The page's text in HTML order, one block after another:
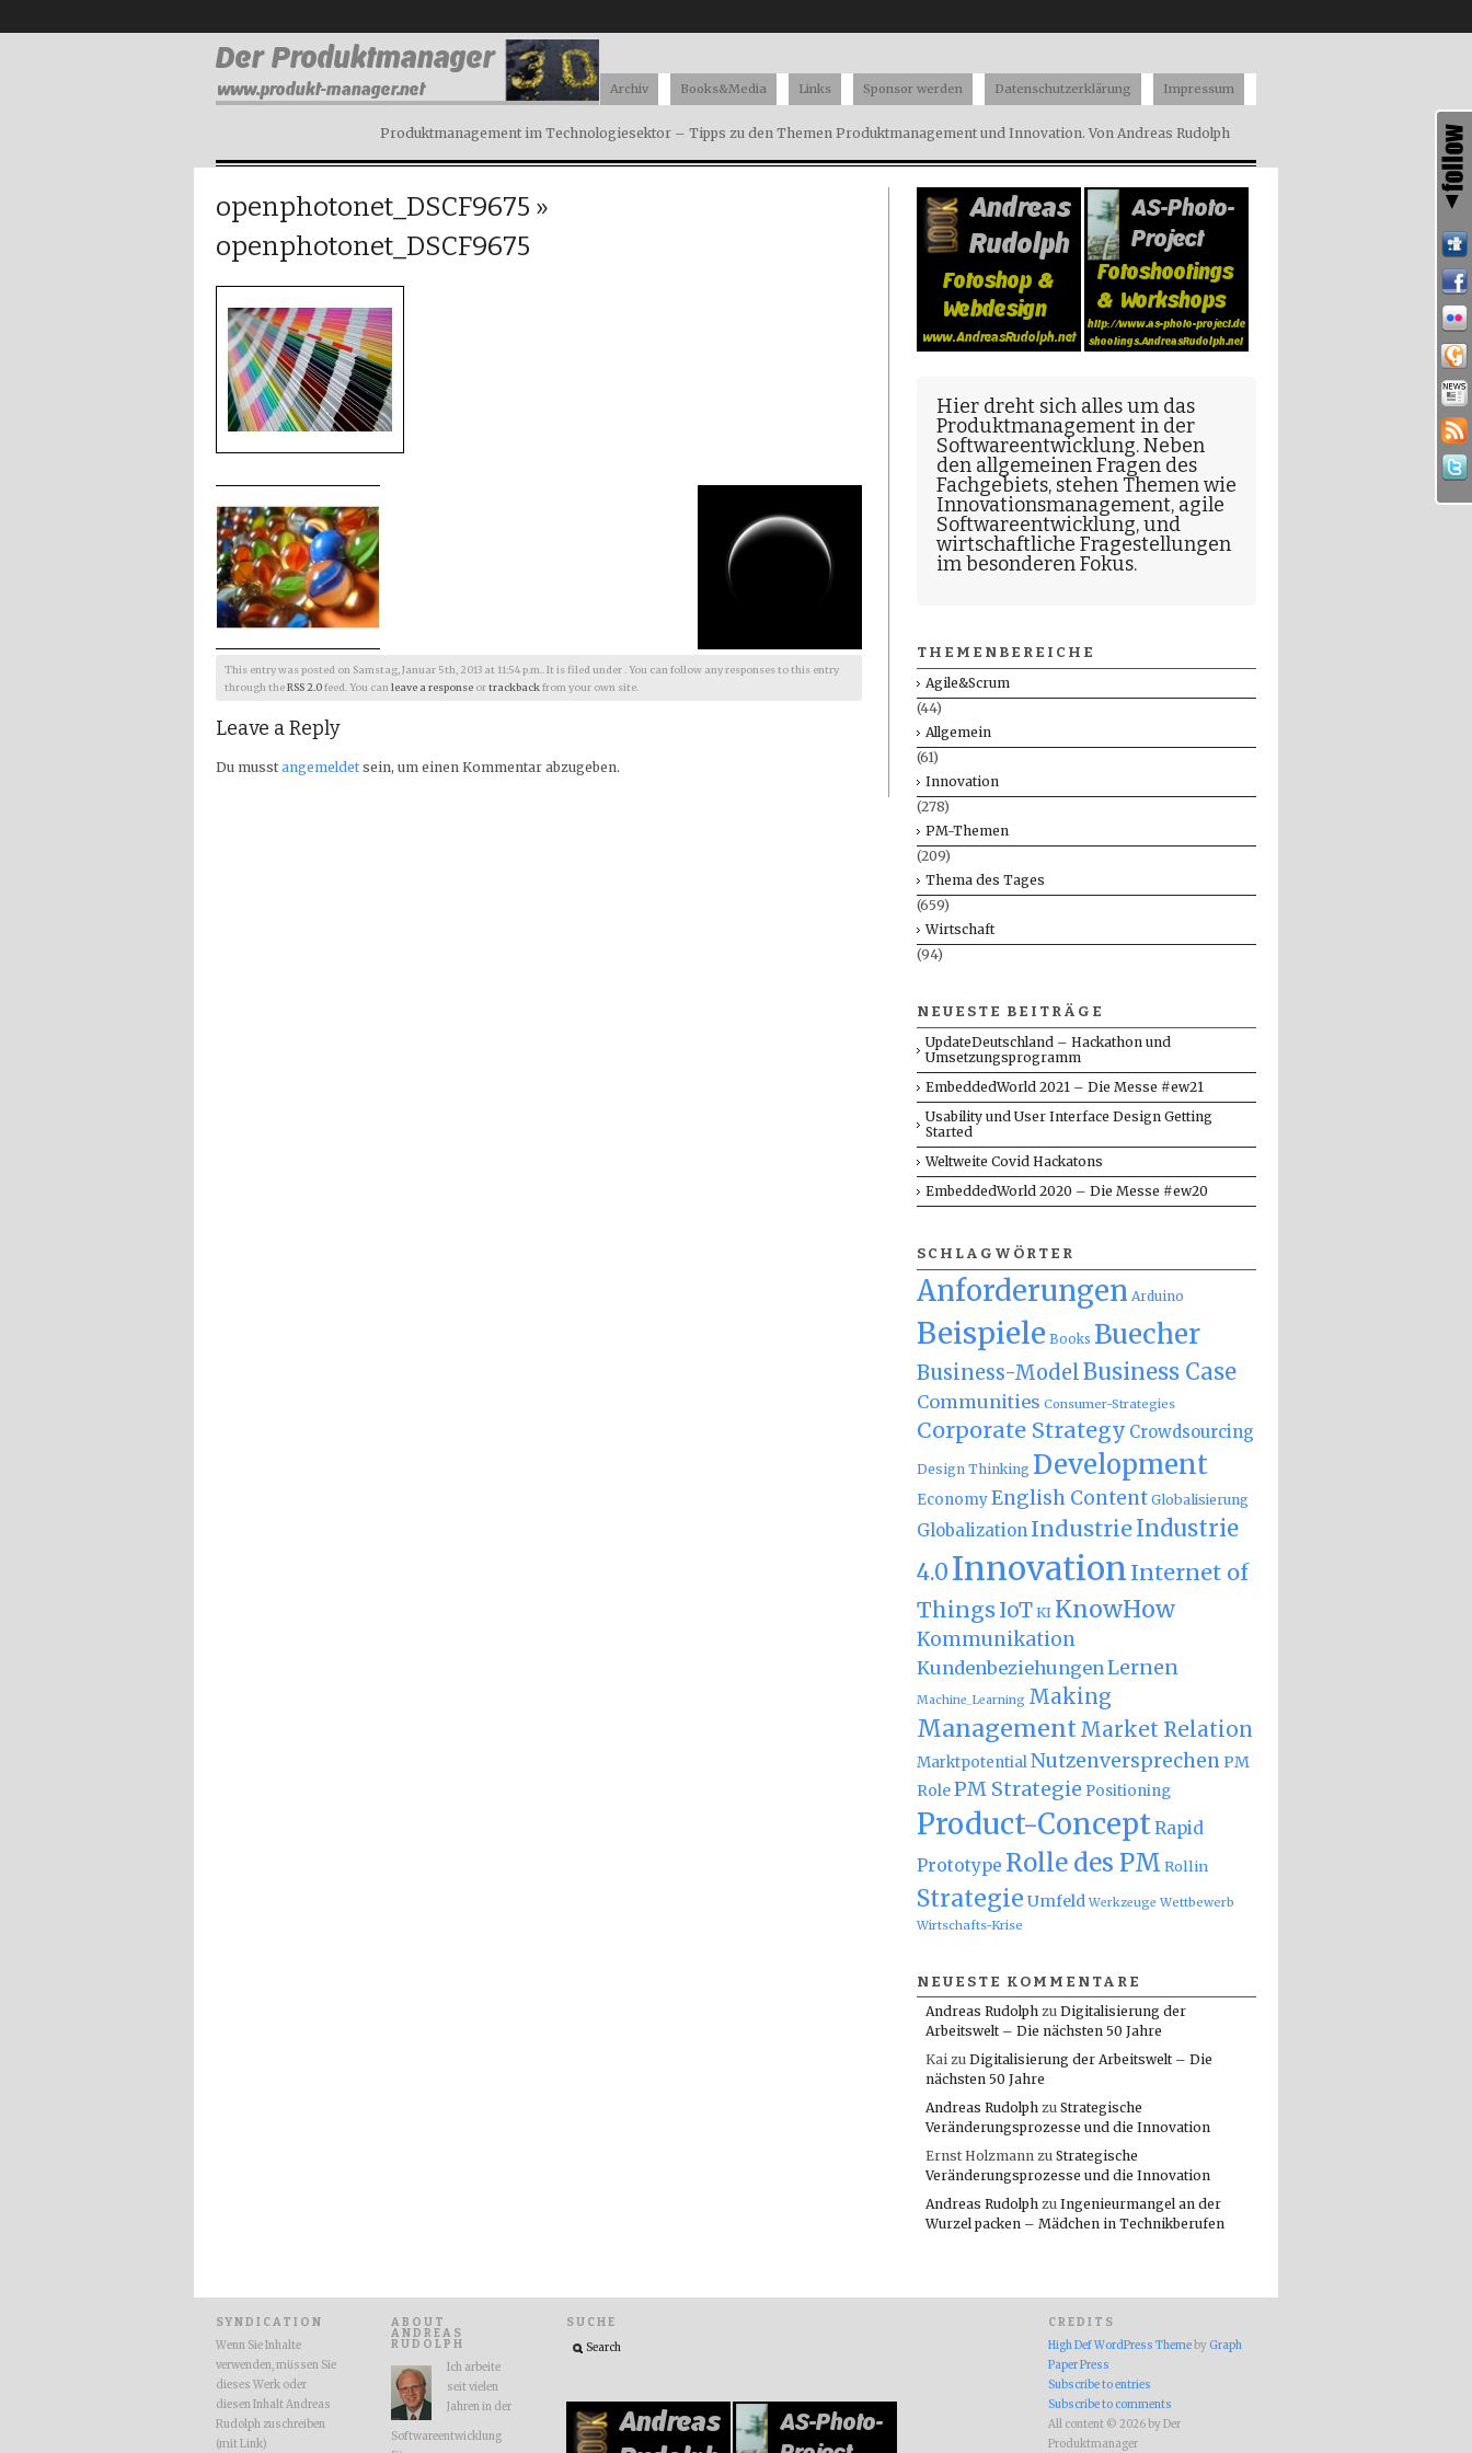
Produktmanagement im Technologiesektor – Tipps zu den Themen Produktmanagement und Innovation. Von Andreas Rudolph
Archiv Books&Media Links Sponsor werden Datenschutzerklärung Impressum
openphotonet_DSCF9675 »
openphotonet_DSCF9675
This entry was posted on Samstag, Januar 5th, 2013 at 11:54 p.m.. It is filed under . You can follow any responses to this entry
through theRSS 2.0feed. You can leave a response ortrackbackfrom your own site.
Leave a Reply
Du musstangemeldetsein, um einen Kommentar abzugeben.
Hier dreht sich alles um das
Produktmanagement in der
Softwareentwicklung. Neben
den allgemeinen Fragen des
Fachgebiets, stehen Themen wie
Innovationsmanagement, agile
Softwareentwicklung, und
wirtschaftliche Fragestellungen
im besonderen Fokus.
THEMENBEREICHE
Agile&Scrum
(44)
Allgemein
(61)
Innovation
(278)
PM-Themen
(209)
Thema des Tages
(659)
Wirtschaft
(94)
NEUESTE BEITRÄGE
UpdateDeutschland – Hackathon und
Umsetzungsprogramm
EmbeddedWorld 2021 – Die Messe #ew21
Usability und User Interface Design Getting
Started
Weltweite Covid Hackatons
EmbeddedWorld 2020 – Die Messe #ew20
SCHLAGWÖRTER
Anforderungen Arduino
Beispiele Books Buecher
Business-Model Business Case
Communities Consumer-Strategies
Corporate Strategy Crowdsourcing
Design Thinking Development
EconomyEnglish Content Globalisierung
Globalization IndustrieIndustrie
4.0Innovation Internet of
ThingsIoT KI KnowHow
Kommunikation
Kundenbeziehungen Lernen
Machine_Learning Making
Management Market Relation
MarktpotentialNutzenversprechen PM
RolePM Strategie Positioning
Product-ConceptRapid
Prototype Rolle des PM Rollin
Strategie Umfeld Werkzeuge Wettbewerb
Wirtschafts-Krise
NEUESTE KOMMENTARE
Andreas Rudolph zu Digitalisierung der
Arbeitswelt – Die nächsten 50 Jahre
Kai zu Digitalisierung der Arbeitswelt – Die
nächsten 50 Jahre
Andreas Rudolph zu Strategische
Veränderungsprozesse und die Innovation
Ernst Holzmann zu Strategische
Veränderungsprozesse und die Innovation
Andreas Rudolph zu Ingenieurmangel an der
Wurzel packen – Mädchen in Technikberufen
SYNDICATION
Wenn Sie Inhalte
verwenden, müssen Sie
dieses Werk oder
diesen Inhalt Andreas
Rudolph zuschreiben
(mit Link)
ABOUT
ANDREAS
RUDOLPH
Ich arbeite
seit vielen
Jahren in der
Softwareentwicklung
SUCHE CREDITS
High Def WordPress Theme by Graph
Paper Press
Subscribe to entries
Subscribe to comments
All content © 2026 by Der
Produktmanager